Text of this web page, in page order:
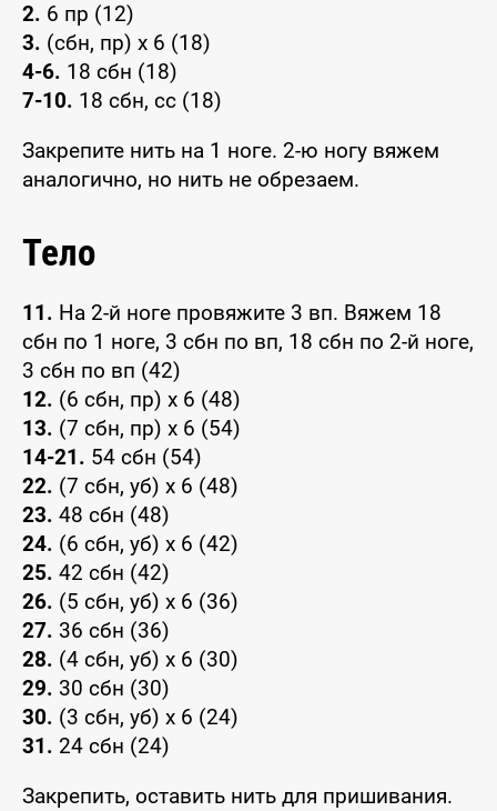
2. 6 пр (12)
3. (сбн, пр) x 6 (18)
4-6. 18 сбн (18)
7-10. 18 сбн, сс (18)
Закрепите нить на 1 ноге. 2-ю ногу вяжем
аналогично, но нить не обрезаем.
Тело
11. На 2-й ноге провяжите 3 вп. Вяжем 18
сбн по 1 ноге, 3 сбн по вп, 18 сбн по 2-й ноге,
3 сбн по вп (42)
12. (6 сбн, пр) x 6 (48)
13. (7 сбн, пр) x 6 (54)
14-21. 54 сбн (54)
22. (7 сбн, уб) x 6 (48)
23. 48 сбн (48)
24. (6 сбн, уб) x 6 (42)
25. 42 сбн (42)
26. (5 сбн, уб) x 6 (36)
27. 36 сбн (36)
28. (4 сбн, уб) x 6 (30)
29. 30 сбн (30)
30. (3 сбн, уб) x 6 (24)
31. 24 сбн (24)
Закрепить, оставить нить для пришивания.